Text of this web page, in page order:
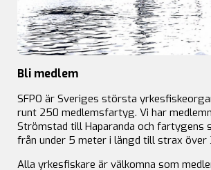
Bli medlem
SFPO är Sveriges största
runt 250 medlemsfartyg. Vi har
Strömstad till Haparanda och fartygens
från under 5 meter i längd till strax över
Alla yrkesfiskare är välkomna som